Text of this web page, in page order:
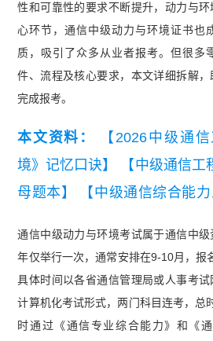
性和可靠性的要求不断提升，动力与
心环节，通信中级动力与环境证书也
质，吸引了众多从业者报考。但很多
件、流程及核心要求，本文详细拆解
完成报考。
本文资料：
【2026中级通
境》记忆口诀】
【中级通信
母题本】
【中级通信综合能力
【2026年中级通信工程师动力
【2026年中级通信工程师综
【中级通信工程师动力与环
案】
通信中级动力与环境考试属于通信中
年仅举行一次，通常安排在9-10月，报
具体时间以各省通信管理局或人事考
计算机化考试形式，两门科目连考，总
时通过《通信专业综合能力》和《